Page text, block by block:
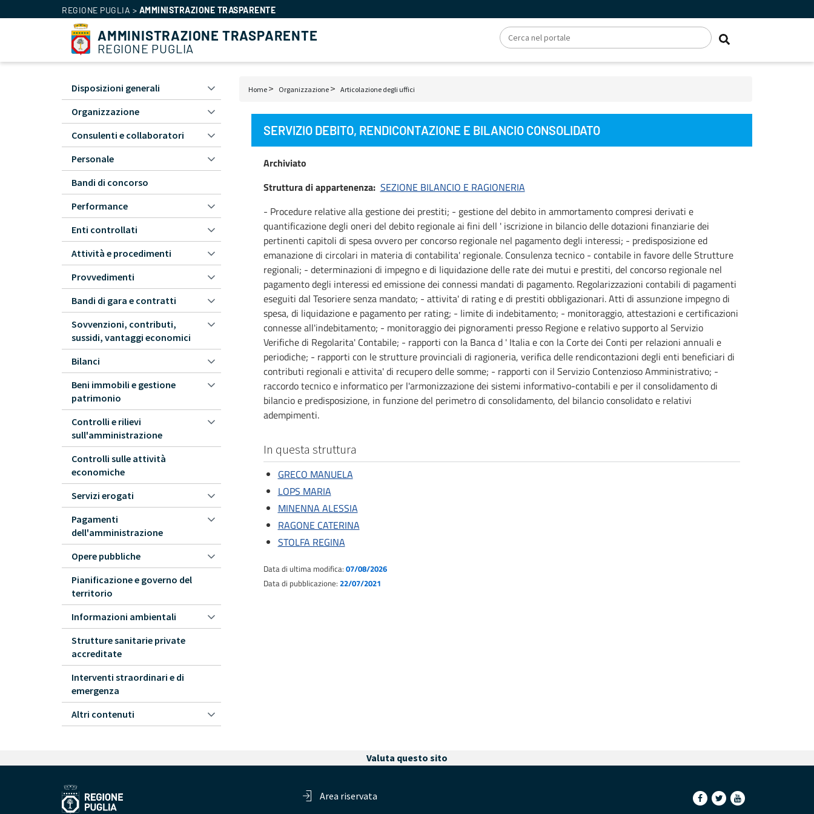
REGIONE PUGLIA > AMMINISTRAZIONE TRASPARENTE
AMMINISTRAZIONE TRASPARENTE
REGIONE PUGLIA
pane
Home Organizzazione Articolazione degli uffici
SERVIZIO DEBITO, RENDICONTAZIONE E BILANCIO CONSOLIDATO
Archiviato
Struttura di appartenenza SEZIONE BILANCIO E RAGIONERIA
- Procedure relative alla gestione dei prestiti; - gestione del debito in ammortamento compresi derivati e
quantificazione degli oneri del debito regionale ai fini dell ' iscrizione in bilancio delle dotazioni finanziarie dei
pertinenti capitoli di spesa ovvero per concorso regionale nel pagamento degli interessi; - predisposizione ed
emanazione di circolari in materia di contabilita' regionale. Consulenza tecnico - contabile in favore delle Strutture
regionali; - determinazioni di impegno e di liquidazione delle rate dei mutui e prestiti, del concorso regionale nel
pagamento degli interessi ed emissione dei connessi mandati di pagamento. Regolarizzazioni contabili di pagamenti
eseguiti dal Tesoriere senza mandato; - attivita' di rating e di prestiti obbligazionari. Atti di assunzione impegno di
spesa, di liquidazione e pagamento per rating; - limite di indebitamento; - monitoraggio, attestazioni e certificazioni
connesse all'indebitamento; - monitoraggio dei pignoramenti presso Regione e relativo supporto al Servizio
Verifiche di Regolarita' Contabile; - rapporti con la Banca d ' Italia e con la Corte dei Conti per relazioni annuali e
periodiche; - rapporti con le strutture provinciali di ragioneria, verifica delle rendicontazioni degli enti beneficiari di
contributi regionali e attivita' di recupero delle somme; - rapporti con il Servizio Contenzioso Amministrativo; -
raccordo tecnico e informatico per l'armonizzazione dei sistemi informativo-contabili e per il consolidamento di
bilancio e predisposizione, in funzione del perimetro di consolidamento, del bilancio consolidato e relativi
adempimenti.
In questa struttura
GRECO MANUELA
LOPS MARIA
MINENNA ALESSIA
RAGONE CATERINA
STOLFA REGINA
Data di ultima modifica: 07/08/2026
Data di pubblicazione: 22/07/2021
Amministrazione
Trasparente
-
Disposizioni generali
Organizzazione
Consulenti e collaboratori
Personale
Bandi di concorso
Performance
Enti controllati
Attività e procedimenti
Provvedimenti
Bandi di gara e contratti
Sovvenzioni, contributi,
sussidi, vantaggi economici
Bilanci
Beni immobili e gestione
patrimonio
Controlli e rilievi
sull'amministrazione
Controlli sulle attività
economiche
Servizi erogati
Pagamenti
dell'amministrazione
Opere pubbliche
Pianificazione e governo del
territorio
Informazioni ambientali
Strutture sanitarie private
accreditate
Interventi straordinari e di
emergenza
Altri contenuti
Valuta questo sito
Area riservata